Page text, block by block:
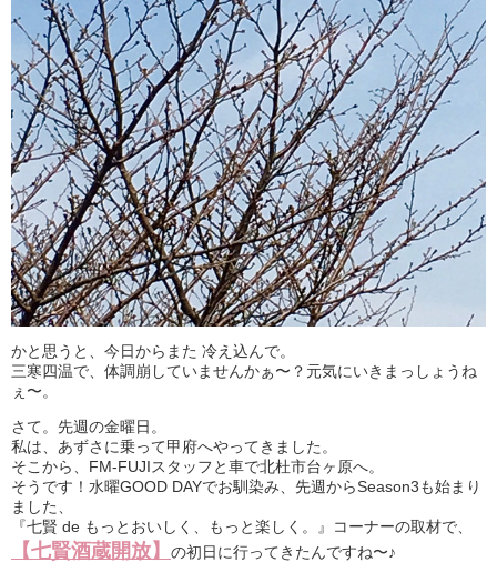
かと思うと、今日からまた 冷え込んで。
三寒四温で、体調崩していませんかぁ〜？元気にいきまっしょうね
ぇ〜。
さて。先週の金曜日。
私は、あずさに乗って甲府へやってきました。
そこから、FM-FUJIスタッフと車で北杜市台ヶ原へ。
そうです！水曜GOOD DAYでお馴染み、先週からSeason3も始まり
ました、
『七賢 de もっとおいしく、もっと楽しく。』コーナーの取材で、
【七賢酒蔵開放】 の初日に行ってきたんですね〜♪